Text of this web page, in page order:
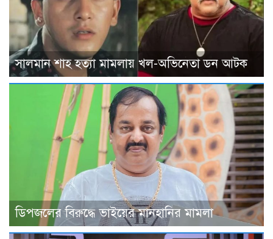
সালমান শাহ হত্যা মামলায় খল-অভিনেতা ডন আটক
ডিপজলের বিরুদ্ধে ভাইয়ের মানহানির মামলা